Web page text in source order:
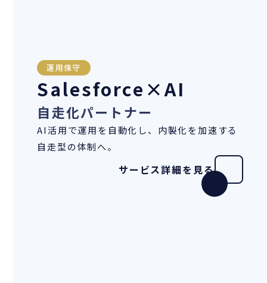
運用保守
Salesforce×AI
自走化パートナー
AI活用で運用を自動化し、内製化を加速する
自走型の体制へ。
サービス詳細を見る